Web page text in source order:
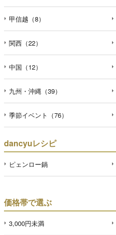
甲信越（8）
関西（22）
中国（12）
九州・沖縄（39）
季節イベント（76）
dancyuレシピ
ピェンロー鍋
価格帯で選ぶ
3,000円未満